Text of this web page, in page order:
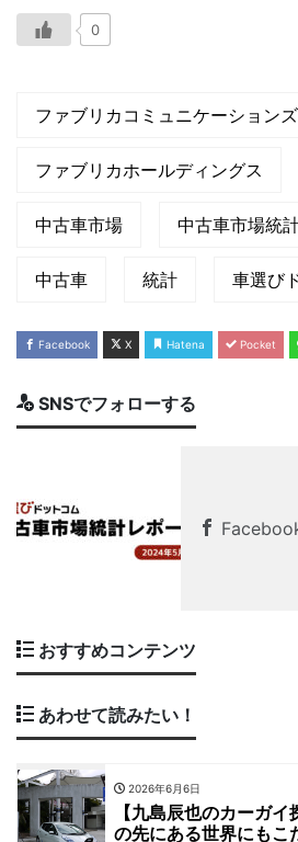
0
ファブリカコミュニケーションズ
ファブリカホールディングス
中古⾞市場 中古⾞市場統
中古車 統計 車選び
Facebook X Hatena Pocket
SNSでフォローする
おすすめコンテンツ
あわせて読みたい！
2026年6月6日
【九島辰也のカーガ
の先にある世界にもこ